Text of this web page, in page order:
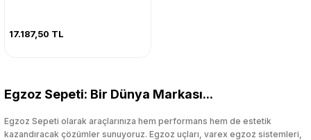
17.187,50 TL
Egzoz Sepeti: Bir Dünya Markası...
Egzoz Sepeti olarak araçlarınıza hem performans hem de estetik
kazandıracak çözümler sunuyoruz. Egzoz uçları, varex egzoz sistemleri,